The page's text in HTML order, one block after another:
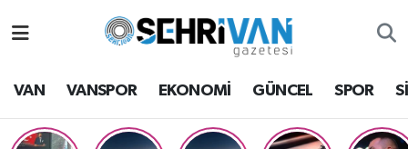
VAN VANSPOR EKONOMİ GÜNCEL SPOR
Van Hava Durumu